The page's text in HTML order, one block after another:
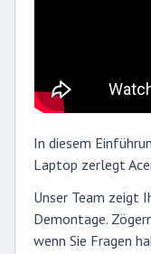
In diesem
Laptop zerlegt
Unser Team zeigt
Demontage.
wenn Sie Fragen